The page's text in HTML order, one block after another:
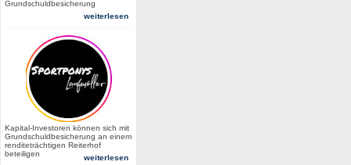
Grundschuldbesicherung
weiterlesen
Kapital-Investoren können sich mit
Grundschuldbesicherung an einem
renditeträchtigen Reiterhof
beteiligen
weiterlesen